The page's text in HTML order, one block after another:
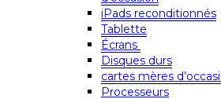
iPads reconditionnés
Tablette
Écrans
Disques durs
cartes mères
Processeurs